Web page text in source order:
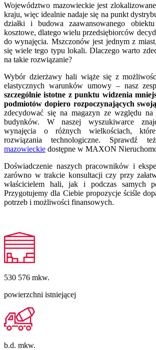
Województwo mazowieckie jest
kraju, więc idealnie nadaje się na punkt
działki i budowa zaawansowanego
kosztowe, dlatego wielu przedsiębiorców
do wynajęcia. Mszczonów jest jednym z
się wiele tego typu lokali. Dlaczego warto
na takie rozwiązanie?
Wybór dzierżawy hali wiąże się z
elastycznych warunków umowy – nasz
szczególnie istotne z punktu widzenia
podmiotów dopiero rozpoczynających swoją
zdecydować się na magazyn ze względu
budynków. W naszej wyszukiwarce
wynajęcia o różnych wielkościach,
rozwiązania technologiczne. Sprawdź
mazowieckie dostępne w MAXON
Doświadczenie naszych pracowników i
zarówno w trakcie konsultacji czy przy
właścicielem hali, jak i podczas samych
Przygotujemy dla Ciebie propozycje ściśle
potrzeb i możliwości finansowych.
530 576 mkw.
powierzchni istniejącej
b.d. mkw.